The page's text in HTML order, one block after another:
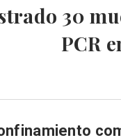
30
PCR